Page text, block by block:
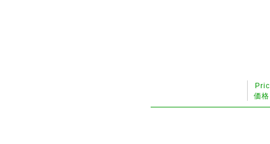
価